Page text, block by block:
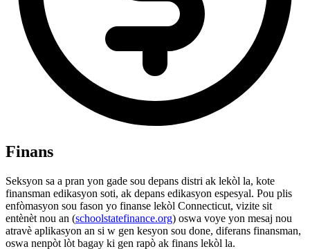
Finans
Seksyon sa a pran yon gade sou depans distri ak lekòl la, kote
finansman edikasyon soti, ak depans edikasyon espesyal. Pou plis
enfòmasyon sou fason yo finanse lekòl Connecticut, vizite sit
entènèt nou an (schoolstatefinance.org) oswa voye yon mesaj nou
atravè aplikasyon an si w gen kesyon sou done, diferans finansman,
oswa nenpòt lòt bagay ki gen rapò ak finans lekòl la.